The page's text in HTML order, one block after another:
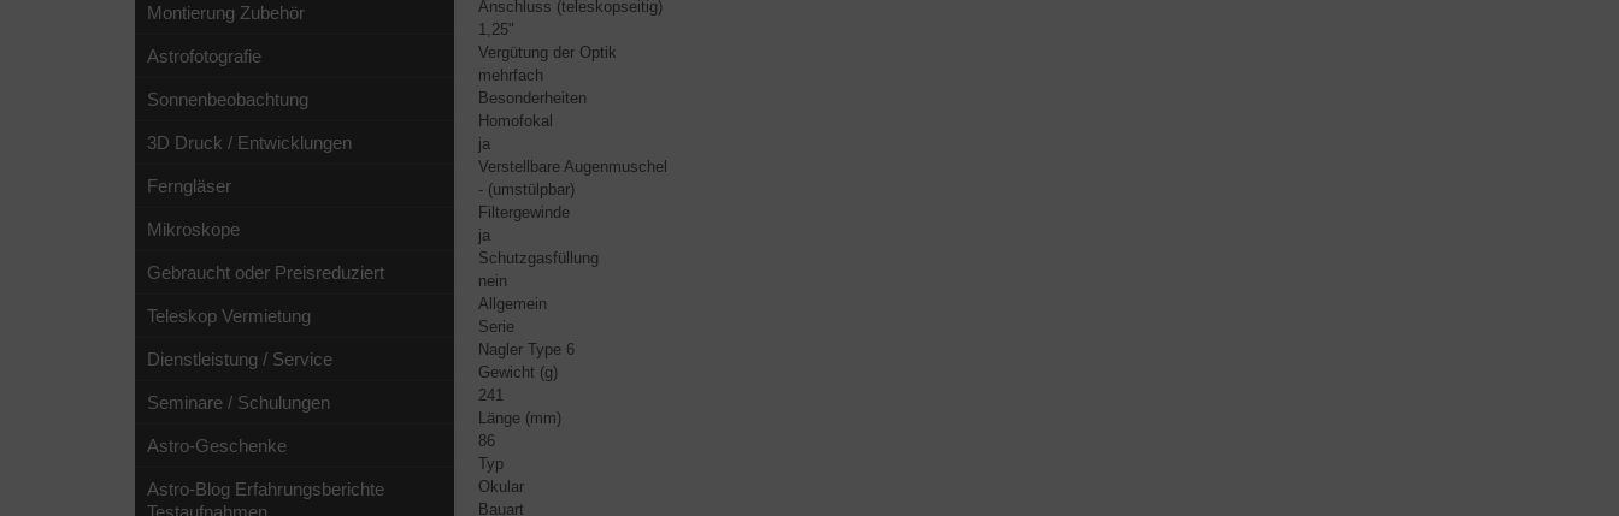
Anschluss (teleskopseitig)
1,25"
Vergütung der Optik
mehrfach
Besonderheiten
Homofokal
ja
Verstellbare Augenmuschel
- (umstülpbar)
Filtergewinde
ja
Schutzgasfüllung
nein
Allgemein
Serie
Nagler Type 6
Gewicht (g)
241
Länge (mm)
86
Typ
Okular
Bauart
Montierung Zubehör
Astrofotografie
Sonnenbeobachtung
3D Druck / Entwicklungen
Ferngläser
Mikroskope
Gebraucht oder Preisreduziert
Teleskop Vermietung
Dienstleistung / Service
Seminare / Schulungen
Astro-Geschenke
Astro-Blog Erfahrungsberichte
Testaufnahmen